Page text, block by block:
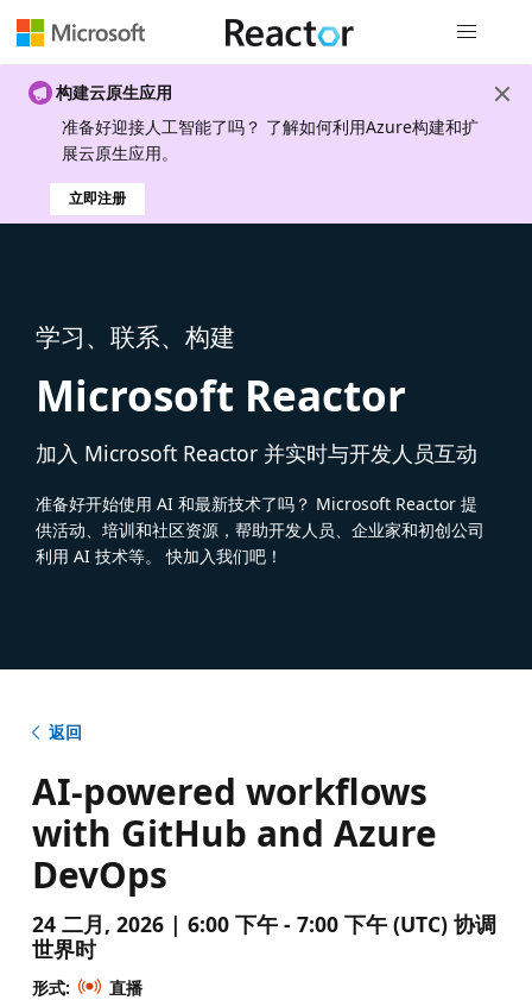
构建云原生应用
准备好迎接人工智能了吗？ 了解如何利用Azure构建和扩
展云原生应用。
立即注册
学习、联系、构建
Microsoft Reactor
加入 Microsoft Reactor 并实时与开发人员互动
准备好开始使用 AI 和最新技术了吗？ Microsoft Reactor 提
供活动、培训和社区资源，帮助开发人员、企业家和初创公司
利用 AI 技术等。 快加入我们吧！
返回
AI-powered workflows
with GitHub and Azure
DevOps
24 二月, 2026 | 6:00 下午 - 7:00 下午 (UTC) 协调
世界时
形式:
直播